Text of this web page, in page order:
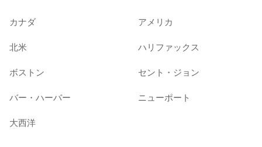
カナダ アメリカ
北米 ハリファックス
ボストン セント・ジョン
バー・ハーバー ニューポート
大西洋